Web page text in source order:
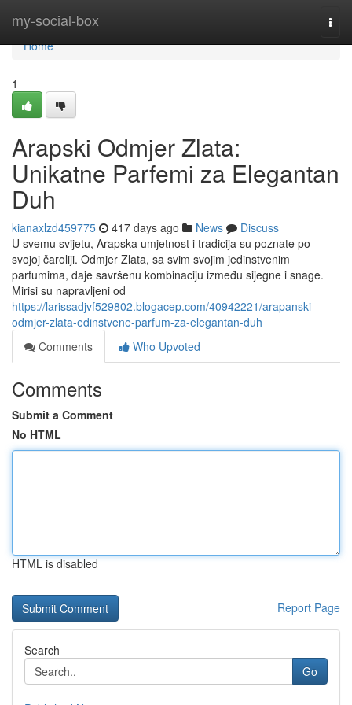
my-social-box
Home
Home
1
Arapski Odmjer Zlata:
Unikatne Parfemi za Elegantan
Duh
kianaxlzd459775 417 days ago News
Discuss
U svemu svijetu, Arapska umjetnost i tradicija su poznate po
svojoj čaroliji. Odmjer Zlata, sa svim svojim jedinstvenim
parfumima, daje savršenu kombinaciju između sijegne i snage.
Mirisi su napravljeni od
https://larissadjvf529802.blogacep.com/40942221/arapanski-
odmjer-zlata-edinstvene-parfum-za-elegantan-duh
Comments
Who Upvoted
Comments
Submit a Comment
No HTML
HTML is disabled
Report Page
Search
Go